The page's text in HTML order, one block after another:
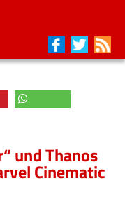
und Thanos
Cinematic